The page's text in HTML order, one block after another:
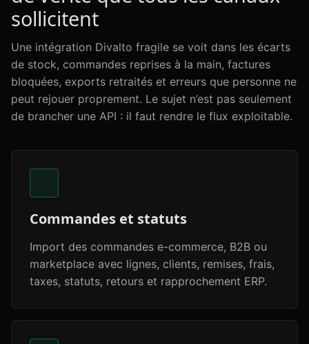
sollicitent
Une intégration Divalto fragile se voit dans les écarts
de stock, commandes reprises à la main, factures
bloquées, exports retraités et erreurs que personne ne
peut rejouer proprement. Le sujet n’est pas seulement
de brancher une API : il faut rendre le flux exploitable.
Commandes et statuts
Import des commandes e-commerce, B2B ou
marketplace avec lignes, clients, remises, frais,
taxes, statuts, retours et rapprochement ERP.